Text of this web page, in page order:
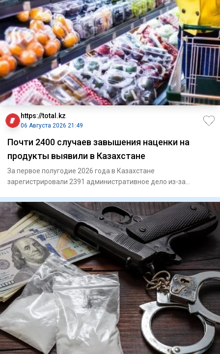
https://total.kz
06 Августа 2026 21:49
Почти 2400 случаев завышения наценки на
продукты выявили в Казахстане
За первое полугодие 2026 года в Казахстане
зарегистрировали 2391 административное дело из-за